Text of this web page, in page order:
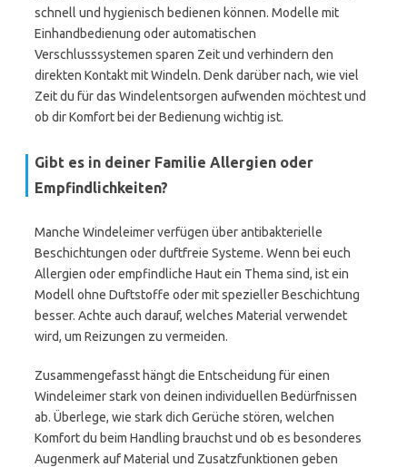
schnell und hygienisch bedienen können. Modelle mit
Einhandbedienung oder automatischen
Verschlusssystemen sparen Zeit und verhindern den
direkten Kontakt mit Windeln. Denk darüber nach, wie viel
Zeit du für das Windelentsorgen aufwenden möchtest und
ob dir Komfort bei der Bedienung wichtig ist.
Gibt es in deiner Familie Allergien oder
Empfindlichkeiten?
Manche Windeleimer verfügen über antibakterielle
Beschichtungen oder duftfreie Systeme. Wenn bei euch
Allergien oder empfindliche Haut ein Thema sind, ist ein
Modell ohne Duftstoffe oder mit spezieller Beschichtung
besser. Achte auch darauf, welches Material verwendet
wird, um Reizungen zu vermeiden.
Zusammengefasst hängt die Entscheidung für einen
Windeleimer stark von deinen individuellen Bedürfnissen
ab. Überlege, wie stark dich Gerüche stören, welchen
Komfort du beim Handling brauchst und ob es besonderes
Augenmerk auf Material und Zusatzfunktionen geben